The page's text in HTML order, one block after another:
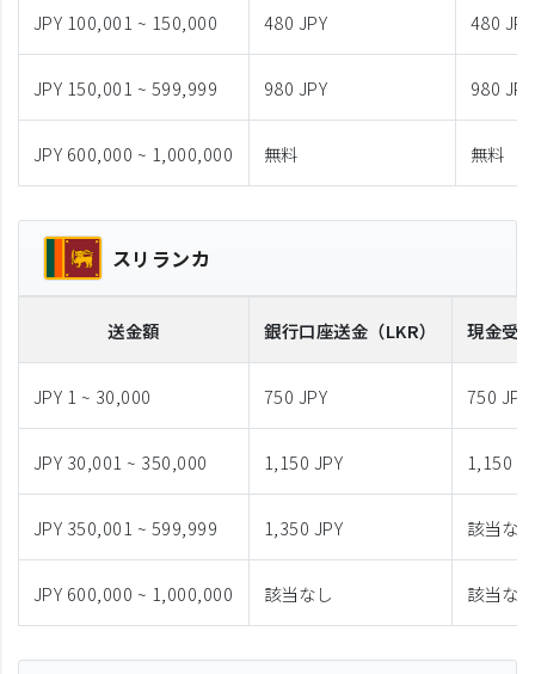
JPY 100,001 ~ 150,000 480 JPY 480 JPY
JPY 150,001 ~ 599,999 980 JPY 980 JPY
JPY 600,000 ~ 1,000,000 無料 無料
スリランカ
送金額 銀行口座送金 （LKR） 現金受
JPY 1 ~ 30,000 750 JPY 750 JPY
JPY 30,001 ~ 350,000 1,150 JPY 1,150
JPY 350,001 ~ 599,999 1,350 JPY 該当なし
JPY 600,000 ~ 1,000,000 該当なし 該当なし